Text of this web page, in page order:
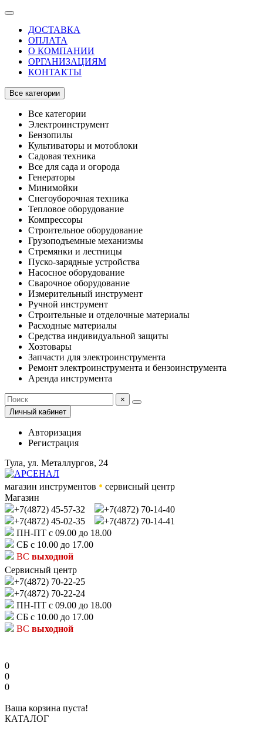
ДОСТАВКА
ОПЛАТА
О КОМПАНИИ
ОРГАНИЗАЦИЯМ
КОНТАКТЫ
Все категории
Все категории
Электроинструмент
Бензопилы
Культиваторы и мотоблоки
Садовая техника
Все для сада и огорода
Генераторы
Минимойки
Снегоуборочная техника
Тепловое оборудование
Компрессоры
Строительное оборудование
Грузоподъемные механизмы
Стремянки и лестницы
Пуско-зарядные устройства
Насосное оборудование
Сварочное оборудование
Измерительный инструмент
Ручной инструмент
Строительные и отделочные материалы
Расходные материалы
Средства индивидуальной защиты
Хозтовары
Запчасти для электроинструмента
Ремонт электроинструмента и бензоинструмента
Аренда инструмента
×
Личный кабинет
Авторизация
Регистрация
Тула, ул. Металлургов, 24
магазин инструментов • сервисный центр
Магазин
+7(4872) 45-57-32
+7(4872) 70-14-40
+7(4872) 45-02-35
+7(4872) 70-14-41
ПН-ПТ с 09.00 до 18.00
СБ с 10.00 до 17.00
ВС выходной
Сервисный центр
+7(4872) 70-22-25
+7(4872) 70-22-24
ПН-ПТ с 09.00 до 18.00
СБ с 10.00 до 17.00
ВС выходной
0
0
0
Ваша корзина пуста!
КАТАЛОГ